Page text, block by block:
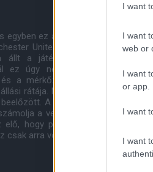
I want
I want
web or
I want
or app.
I want
I want
egyben ez a kedvencem, ezért is
Uniteddel foglalkozok
állt a játékperceket tekintve
ez úgy néz ki, hogy a
a mérkőzések 27%-ban áll
rátája. Mondjuk az
A Spurs és a City pedig
a vezetést, döntetlent vagy
elő, hogy pl. a United ég 0-1-re,
csak arra vonatkozik ismétlem még